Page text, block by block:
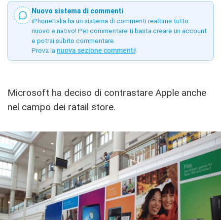
Nuovo sistema di commenti
iPhoneItalia ha un sistema di commenti realtime tutto
nuovo e nativo! Per commentare ti basta creare un account
e potrai subito commentare.
Prova la nuova sezione commenti!
Microsoft ha deciso di contrastare Apple anche
nel campo dei ratail store.